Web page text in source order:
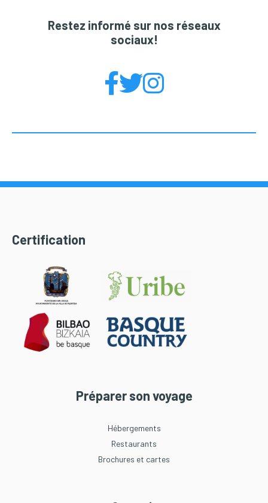
Restez informé sur nos réseaux
sociaux!
Certification
Préparer son voyage
Hébergements
Restaurants
Brochures et cartes